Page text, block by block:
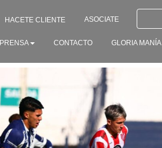
HACETE CLIENTE ASOCIATE
PRENSA CONTACTO GLORIA MANÍA